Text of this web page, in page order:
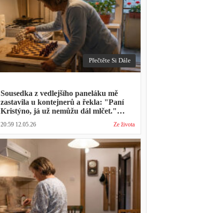
Přečtěte Si Dále
Sousedka z vedlejšího paneláku mě
zastavila u kontejnerů a řekla: "Paní
Kristýno, já už nemůžu dál mlčet."
manžela ve čtvrtky na lavičce před
lékárnou s tou samou ženou
20:59 12.05.26 Ze života